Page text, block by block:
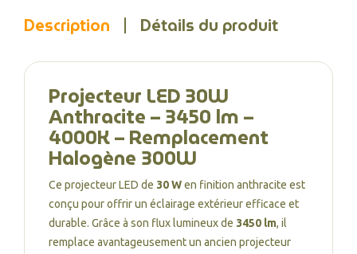
Description Détails du produit
Projecteur LED 30W
Anthracite – 3450 lm –
4000K – Remplacement
Halogène 300W
Ce projecteur LED de 30 Wen finition anthracite est
conçu pour offrir un éclairage extérieur efficace et
durable. Grâce à son flux lumineux de 3450 lm, il
remplace avantageusement un ancien projecteur